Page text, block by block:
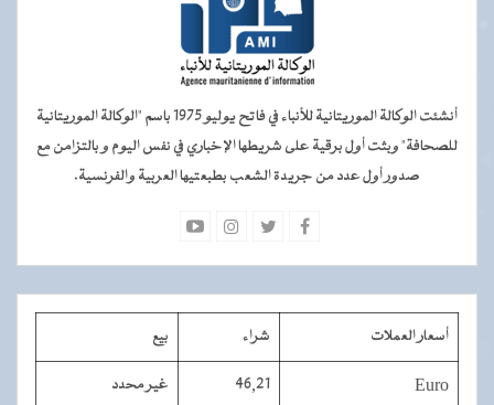
أنشئت الوكالة الموريتانية للأنباء في فاتح يوليو 1975 باسم "الوكالة الموريتانية
للصحافة" وبثت أول برقية على شريطها الإخباري في نفس اليوم و بالتزامن مع
صدور أول عدد من جريدة الشعب بطبعتيها العربية والفرنسية.
أسعار العملات شراء بيع
Euro
46,21 غير محدد